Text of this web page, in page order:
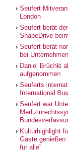
Seufert
London
Seufert berät
ShapeDrive
Seufert berät
bei
Daniel Brüchle
aufgenommen
Seuferts
International
Seufert war
Kulturhighlight
Gäste genießen
für alle”